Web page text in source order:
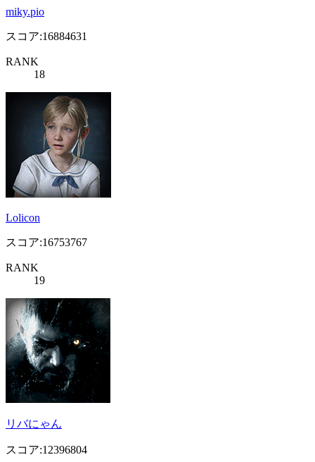
miky.pio
スコア:16884631
RANK
18
Lolicon
スコア:16753767
RANK
19
リバにゃん
スコア:12396804